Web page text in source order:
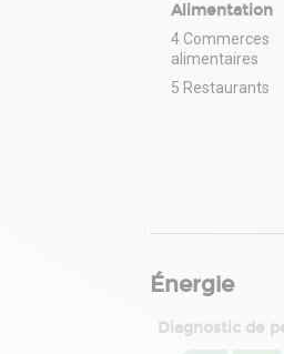
Alimentation
4 Commerces
alimentaires
5 Restaurants
Énergie
Diagnostic de